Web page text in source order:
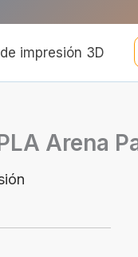
impresión 3D
Arena